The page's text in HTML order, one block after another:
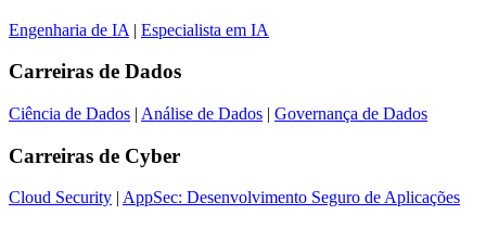
Engenharia de IA | Especialista em IA
Carreiras de Dados
Ciência de Dados | Análise de Dados | Governança de Dados
Carreiras de Cyber
Cloud Security | AppSec: Desenvolvimento Seguro de Aplicações